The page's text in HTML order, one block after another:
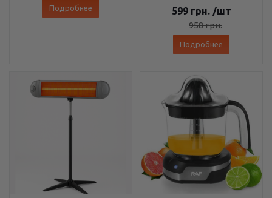
Подробнее 599 грн. /шт
958грн.
Подробнее